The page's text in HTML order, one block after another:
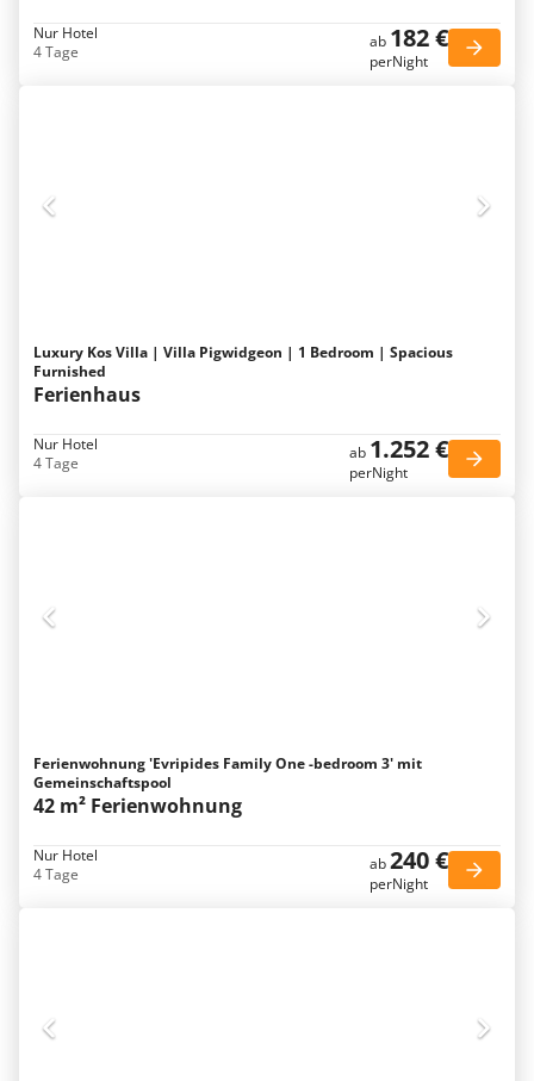
Nur Hotel
4 Tage
ab 182 €
perNight
Luxury Kos Villa | Villa Pigwidgeon | 1 Bedroom | Spacious
Furnished
Ferienhaus
Nur Hotel
4 Tage
ab 1.252 €
perNight
Ferienwohnung 'Evripides Family One -bedroom 3' mit
Gemeinschaftspool
42 m² Ferienwohnung
Nur Hotel
4 Tage
ab240 €
perNight